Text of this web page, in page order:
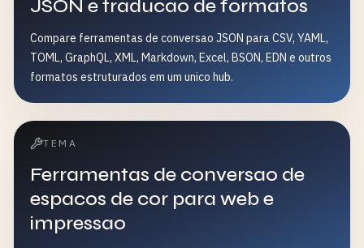
JSON e traducao de formatos
Compare ferramentas de conversao JSON para CSV, YAML,
TOML, GraphQL, XML, Markdown, Excel, BSON, EDN e outros
formatos estruturados em um unico hub.
TEMA
Ferramentas de conversao de
espacos de cor para web e
impressao